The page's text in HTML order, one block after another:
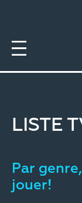
principal
LISTE
Par
jouer!